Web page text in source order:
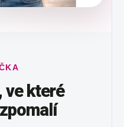
ve které